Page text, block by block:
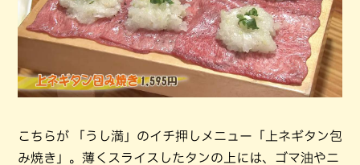
こちらが 「うし満」のイチ押しメニュー「上ネギタン包
み焼き」。薄くスライスしたタンの上には、ゴマ油やニ